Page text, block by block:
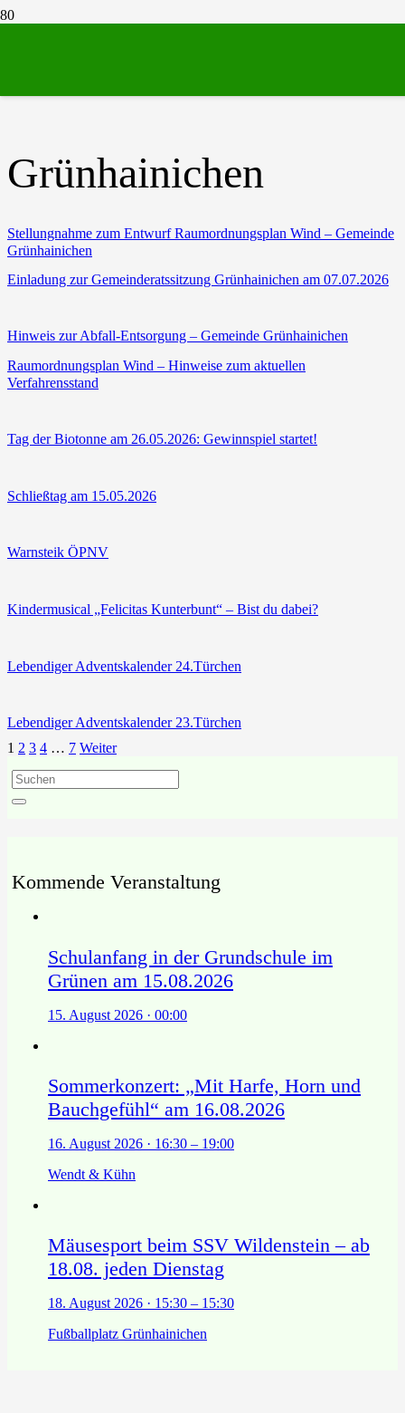
Grünhainichen
Stellungnahme zum Entwurf Raumordnungsplan Wind – Gemeinde
Grünhainichen
Einladung zur Gemeinderatssitzung Grünhainichen am 07.07.2026
Hinweis zur Abfall-Entsorgung – Gemeinde Grünhainichen
Raumordnungsplan Wind – Hinweise zum aktuellen
Verfahrensstand
Tag der Biotonne am 26.05.2026: Gewinnspiel startet!
Schließtag am 15.05.2026
Warnsteik ÖPNV
Kindermusical „Felicitas Kunterbunt“ – Bist du dabei?
Lebendiger Adventskalender 24.Türchen
Lebendiger Adventskalender 23.Türchen
1 2 3 4 … 7 Weiter
Kommende Veranstaltung
Schulanfang in der Grundschule im
Grünen am 15.08.2026
15. August 2026 · 00:00
Sommerkonzert: „Mit Harfe, Horn und
Bauchgefühl“ am 16.08.2026
16. August 2026 · 16:30 – 19:00
Wendt & Kühn
Mäusesport beim SSV Wildenstein – ab
18.08. jeden Dienstag
18. August 2026 · 15:30 – 15:30
Fußballplatz Grünhainichen